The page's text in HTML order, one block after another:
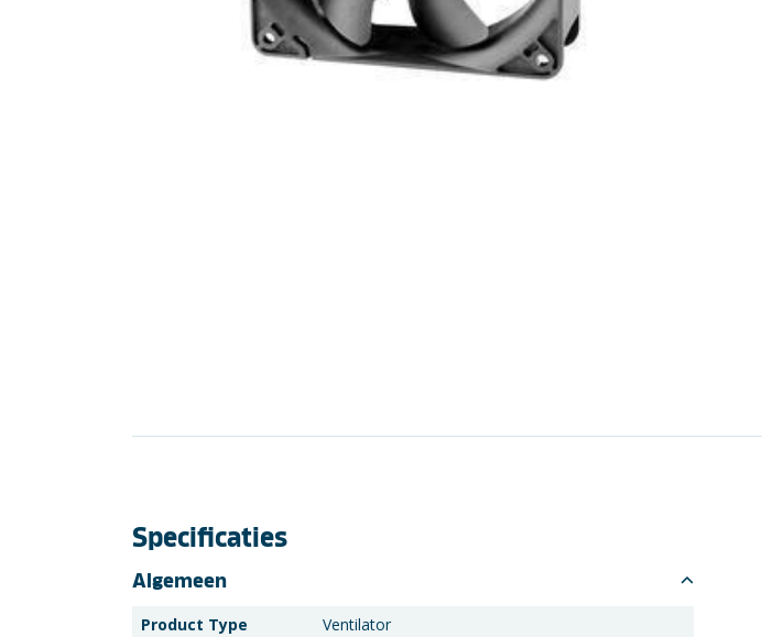
Installatietechniek
Specificaties
Algemeen
Product Type
Ventilator